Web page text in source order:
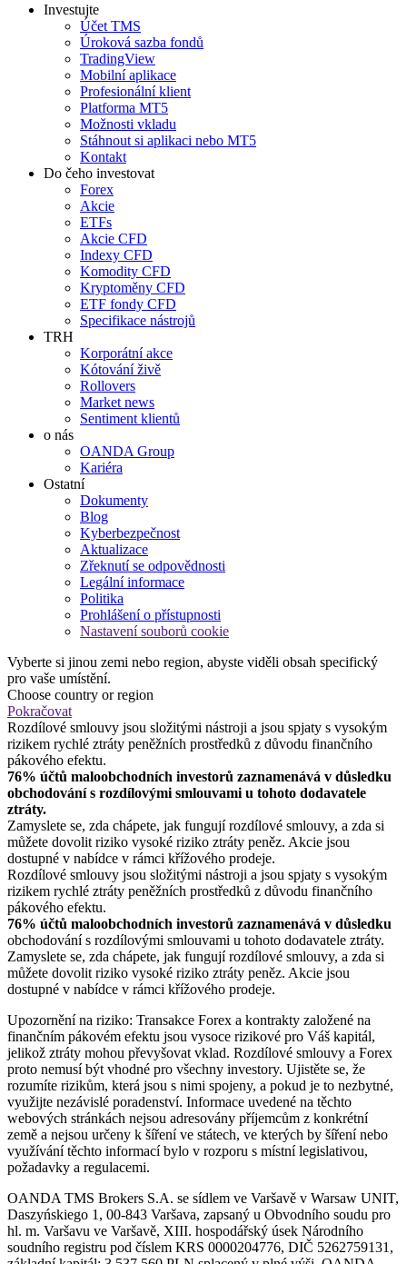
Investujte
Účet TMS
Úroková sazba fondů
TradingView
Mobilní aplikace
Profesionální klient
Platforma MT5
Možnosti vkladu
Stáhnout si aplikaci nebo MT5
Kontakt
Do čeho investovat
Forex
Akcie
ETFs
Akcie CFD
Indexy CFD
Komodity CFD
Kryptoměny CFD
ETF fondy CFD
Specifikace nástrojů
TRH
Korporátní akce
Kótování živě
Rollovers
Market news
Sentiment klientů
o nás
OANDA Group
Kariéra
Ostatní
Dokumenty
Blog
Kyberbezpečnost
Aktualizace
Zřeknutí se odpovědnosti
Legální informace
Politika
Prohlášení o přístupnosti
Nastavení souborů cookie
Vyberte si jinou zemi nebo region, abyste viděli obsah specifický
pro vaše umístění.
Choose country or region
Pokračovat
Rozdílové smlouvy jsou složitými nástroji a jsou spjaty s vysokým
rizikem rychlé ztráty peněžních prostředků z důvodu finančního
pákového efektu.
76% účtů maloobchodních investorů zaznamenává v důsledku
obchodování s rozdílovými smlouvami u tohoto dodavatele
ztráty.
Zamyslete se, zda chápete, jak fungují rozdílové smlouvy, a zda si
můžete dovolit riziko vysoké riziko ztráty peněz. Akcie jsou
dostupné v nabídce v rámci křížového prodeje.
Rozdílové smlouvy jsou složitými nástroji a jsou spjaty s vysokým
rizikem rychlé ztráty peněžních prostředků z důvodu finančního
pákového efektu.
76% účtů maloobchodních investorů zaznamenává v důsledku
obchodování s rozdílovými smlouvami u tohoto dodavatele ztráty.
Zamyslete se, zda chápete, jak fungují rozdílové smlouvy, a zda si
můžete dovolit riziko vysoké riziko ztráty peněz. Akcie jsou
dostupné v nabídce v rámci křížového prodeje.
Upozornění na riziko: Transakce Forex a kontrakty založené na
finančním pákovém efektu jsou vysoce rizikové pro Váš kapitál,
jelikož ztráty mohou převyšovat vklad. Rozdílové smlouvy a Forex
proto nemusí být vhodné pro všechny investory. Ujistěte se, že
rozumíte rizikům, která jsou s nimi spojeny, a pokud je to nezbytné,
využijte nezávislé poradenství. Informace uvedené na těchto
webových stránkách nejsou adresovány příjemcům z konkrétní
země a nejsou určeny k šíření ve státech, ve kterých by šíření nebo
využívání těchto informací bylo v rozporu s místní legislativou,
požadavky a regulacemi.
OANDA TMS Brokers S.A. se sídlem ve Varšavě v Warsaw UNIT,
Daszyńskiego 1, 00-843 Varšava, zapsaný u Obvodního soudu pro
hl. m. Varšavu ve Varšavě, XIII. hospodářský úsek Národního
soudního registru pod číslem KRS 0000204776, DIČ 5262759131,